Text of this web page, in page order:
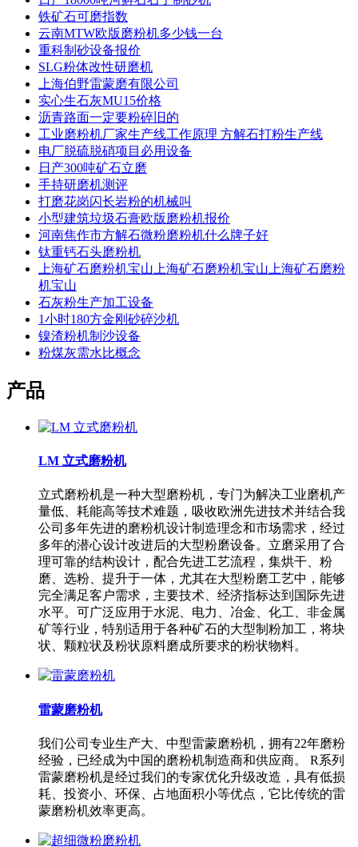
铁矿石可磨指数
云南MTW欧版磨粉机多少钱一台
重科制砂设备报价
SLG粉体改性研磨机
上海伯野雷蒙磨有限公司
实心生石灰MU15价格
沥青路面一定要粉碎旧的
工业磨粉机厂家生产线工作原理 方解石打粉生产线
电厂脱硫脱硝项目必用设备
日产300吨矿石立磨
手持研磨机测评
打磨花岗闪长岩粉的机械叫
小型建筑垃圾石膏欧版磨粉机报价
河南焦作市方解石微粉磨粉机什么牌子好
钛重钙石头磨粉机
上海矿石磨粉机宝山上海矿石磨粉机宝山上海矿石磨粉
机宝山
石灰粉生产加工设备
1小时180方金刚砂碎沙机
镍渣粉机制沙设备
粉煤灰需水比概念
产品
LM 立式磨粉机
立式磨粉机是一种大型磨粉机，专门为解决工业磨机产
量低、耗能高等技术难题，吸收欧洲先进技术并结合我
公司多年先进的磨粉机设计制造理念和市场需求，经过
多年的潜心设计改进后的大型粉磨设备。立磨采用了合
理可靠的结构设计，配合先进工艺流程，集烘干、粉
磨、选粉、提升于一体，尤其在大型粉磨工艺中，能够
完全满足客户需求，主要技术、经济指标达到国际先进
水平。可广泛应用于水泥、电力、冶金、化工、非金属
矿等行业，特别适用于各种矿石的大型制粉加工，将块
状、颗粒状及粉状原料磨成所要求的粉状物料。
雷蒙磨粉机
我们公司专业生产大、中型雷蒙磨粉机，拥有22年磨粉
经验，已经成为中国的磨粉机制造商和供应商。 R系列
雷蒙磨粉机是经过我们的专家优化升级改造，具有低损
耗、投资小、环保、占地面积小等优点，它比传统的雷
蒙磨粉机效率更高。